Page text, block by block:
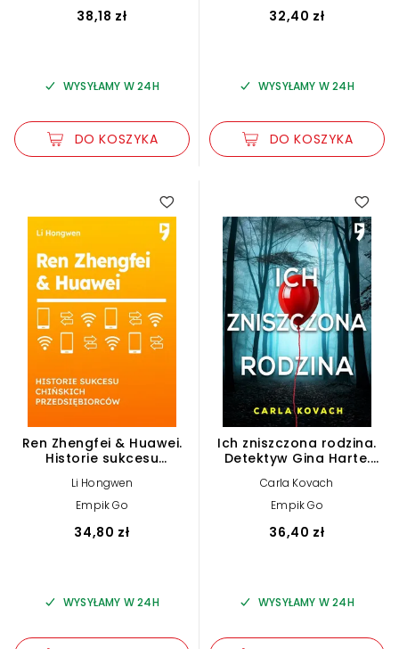
38,18 zł
WYSYŁAMY W 24H
DO KOSZYKA
32,40 zł
WYSYŁAMY W 24H
DO KOSZYKA
Ren Zhengfei & Huawei.
Historie sukcesu
przedsiębiorców
Li Hongwen
Empik Go
34,80 zł
WYSYŁAMY W 24H
Ich zniszczona rodzina.
Detektyw Gina Harte.
Carla Kovach
Empik Go
36,40 zł
WYSYŁAMY W 24H